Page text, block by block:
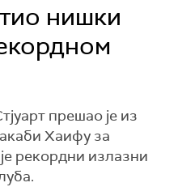
нишки
прешао је из
Хаифу за
рекордни излазни